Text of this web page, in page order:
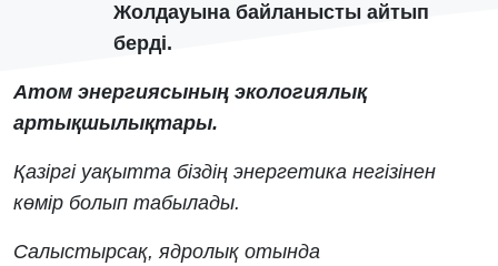
Жолдауына байланысты айтып
берді.
Атом энергиясының экологиялық
артықшылықтары.
Қазіргі уақытта біздің энергетика негізінен
көмір болып табылады.
Салыстырсақ, ядролық отында